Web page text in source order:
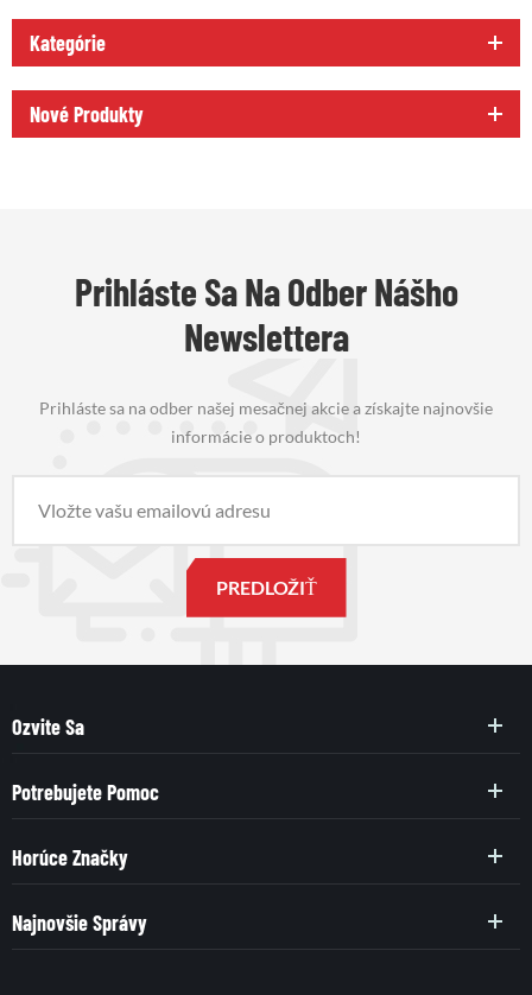
Kategórie
Nové Produkty
Prihláste Sa Na Odber Nášho
Newslettera
Prihláste sa na odber našej mesačnej akcie a získajte najnovšie
informácie o produktoch!
Ozvite Sa
Potrebujete Pomoc
Horúce Značky
Najnovšie Správy